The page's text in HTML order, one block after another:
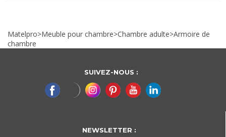
Matelpro>Meuble pour chambre>Chambre adulte>Armoire de
chambre
SUIVEZ-NOUS :
NEWSLETTER :